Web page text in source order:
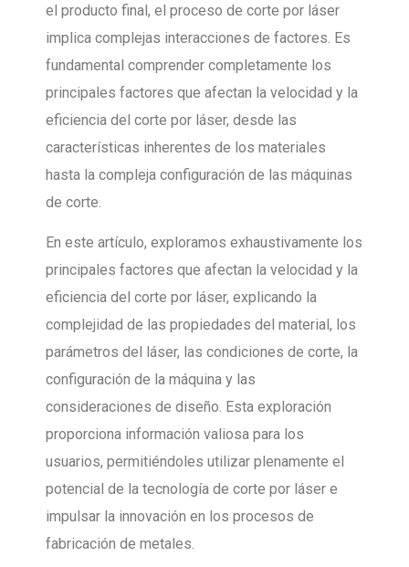
el producto final, el proceso de corte por láser
implica complejas interacciones de factores. Es
fundamental comprender completamente los
principales factores que afectan la velocidad y la
eficiencia del corte por láser, desde las
características inherentes de los materiales
hasta la compleja configuración de las máquinas
de corte.
En este artículo, exploramos exhaustivamente los
principales factores que afectan la velocidad y la
eficiencia del corte por láser, explicando la
complejidad de las propiedades del material, los
parámetros del láser, las condiciones de corte, la
configuración de la máquina y las
consideraciones de diseño. Esta exploración
proporciona información valiosa para los
usuarios, permitiéndoles utilizar plenamente el
potencial de la tecnología de corte por láser e
impulsar la innovación en los procesos de
fabricación de metales.